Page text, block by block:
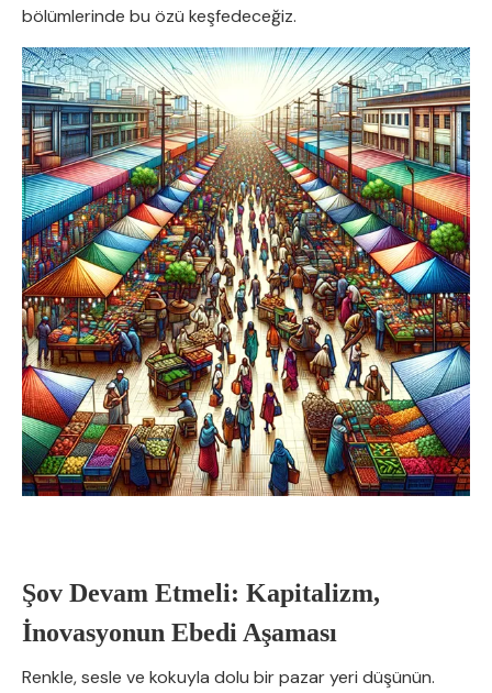
bölümlerinde bu özü keşfedeceğiz.
Şov Devam Etmeli: Kapitalizm,
İnovasyonun Ebedi Aşaması
Renkle, sesle ve kokuyla dolu bir pazar yeri düşünün.